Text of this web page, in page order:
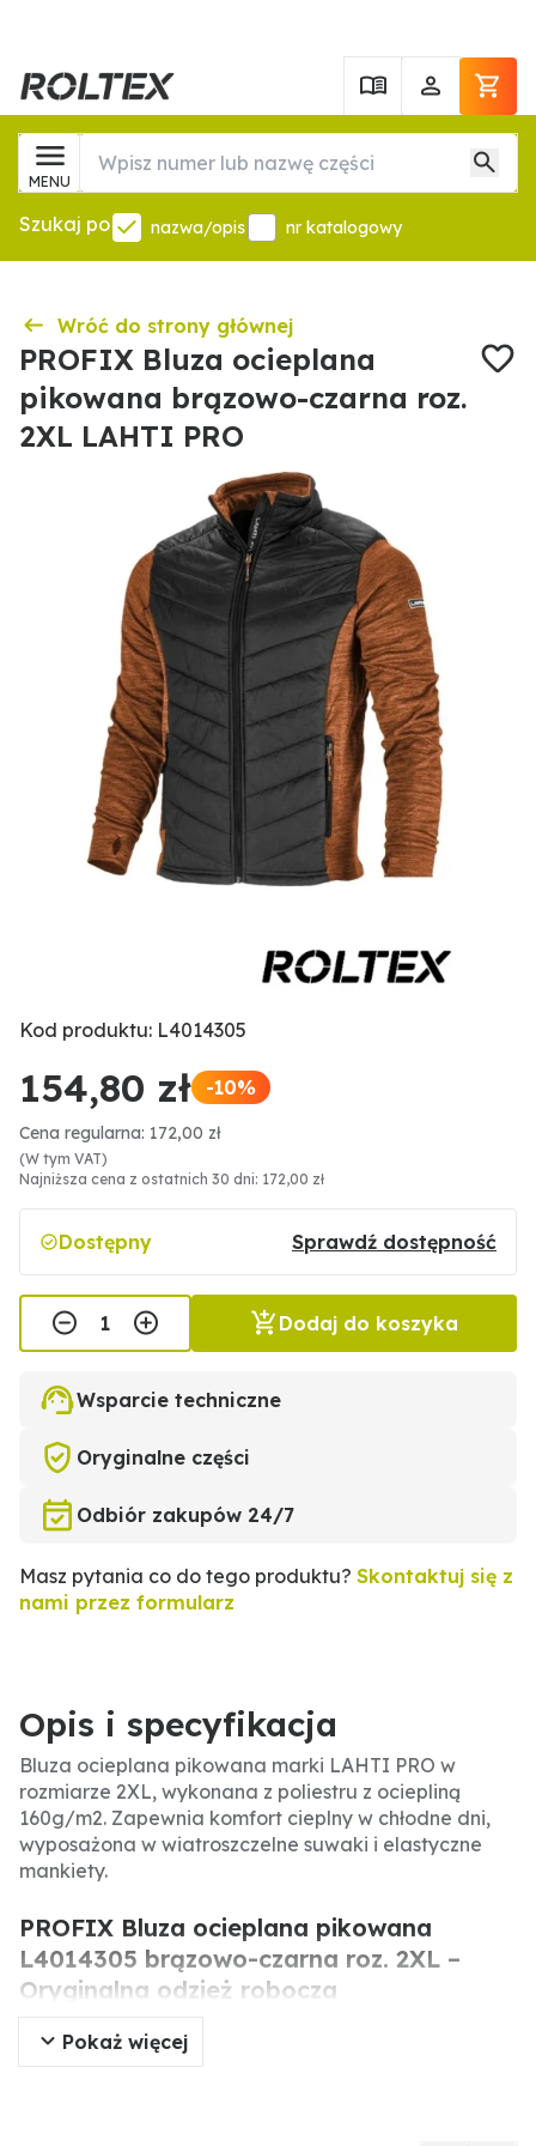
MENU
Szukaj po nazwa/opis nr katalogowy
Wróć do strony głównej
PROFIX Bluza ocieplana
pikowana brązowo-czarna roz.
2XL LAHTI PRO
Kod produktu: L4014305
154,80 zł -10%
Cena regularna: 172,00 zł
(W tym VAT)
Najniższa cena z ostatnich 30 dni: 172,00 zł
Dostępny Sprawdź dostępność
Dodaj do koszyka
Wsparcie techniczne
Oryginalne części
Odbiór zakupów 24/7
Masz pytania co do tego produktu? Skontaktuj się z
nami przez formularz
Opis i specyfikacja
Bluza ocieplana pikowana marki LAHTI PRO w
rozmiarze 2XL, wykonana z poliestru z ociepliną
160g/m2. Zapewnia komfort cieplny w chłodne dni,
wyposażona w wiatroszczelne suwaki i elastyczne
mankiety.
PROFIX Bluza ocieplana pikowana
L4014305 brązowo-czarna roz. 2XL –
Oryginalna odzież robocza
Bluza ocieplana pikowana LAHTI PRO to
profesjonalna odzież robocza przeznaczona do
Pokaż więcej